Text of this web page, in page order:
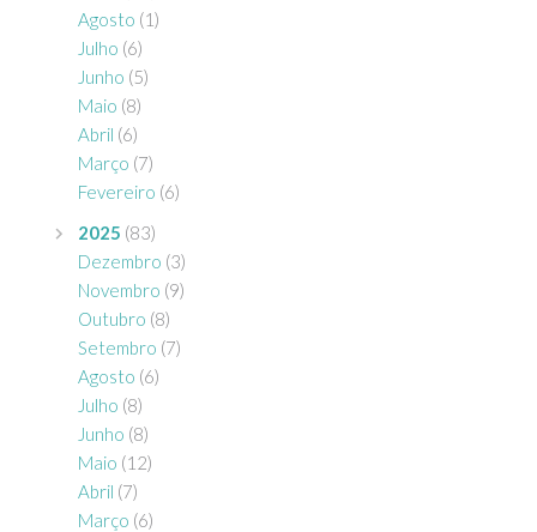
Agosto (1)
Julho (6)
Junho (5)
Maio (8)
Abril (6)
Março (7)
Fevereiro (6)
2025 (83)
Dezembro (3)
Novembro (9)
Outubro (8)
Setembro (7)
Agosto (6)
Julho (8)
Junho (8)
Maio (12)
Abril (7)
Março (6)